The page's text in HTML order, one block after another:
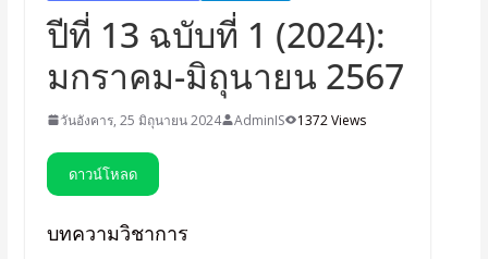
ปีที่ 13 ฉบับที่ 1 (2024):
มกราคม-มิถุนายน 2567
วันอังคาร, 25 มิถุนายน 2024 AdminIS 1372 Views
ดาวน์โหลด
บทความวิชาการ